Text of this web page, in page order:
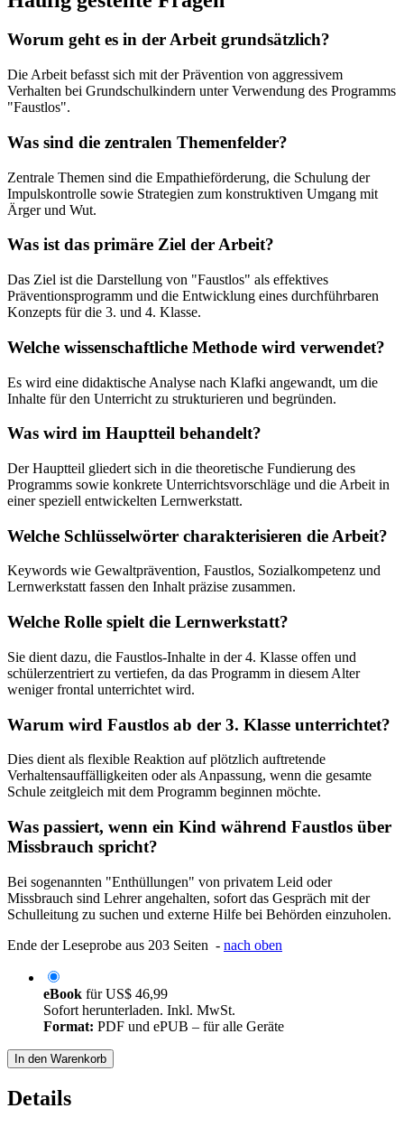
Worum geht es in der Arbeit grundsätzlich?
Die Arbeit befasst sich mit der Prävention von aggressivem
Verhalten bei Grundschulkindern unter Verwendung des Programms
"Faustlos".
Was sind die zentralen Themenfelder?
Zentrale Themen sind die Empathieförderung, die Schulung der
Impulskontrolle sowie Strategien zum konstruktiven Umgang mit
Ärger und Wut.
Was ist das primäre Ziel der Arbeit?
Das Ziel ist die Darstellung von "Faustlos" als effektives
Präventionsprogramm und die Entwicklung eines durchführbaren
Konzepts für die 3. und 4. Klasse.
Welche wissenschaftliche Methode wird verwendet?
Es wird eine didaktische Analyse nach Klafki angewandt, um die
Inhalte für den Unterricht zu strukturieren und begründen.
Was wird im Hauptteil behandelt?
Der Hauptteil gliedert sich in die theoretische Fundierung des
Programms sowie konkrete Unterrichtsvorschläge und die Arbeit in
einer speziell entwickelten Lernwerkstatt.
Welche Schlüsselwörter charakterisieren die Arbeit?
Keywords wie Gewaltprävention, Faustlos, Sozialkompetenz und
Lernwerkstatt fassen den Inhalt präzise zusammen.
Welche Rolle spielt die Lernwerkstatt?
Sie dient dazu, die Faustlos-Inhalte in der 4. Klasse offen und
schülerzentriert zu vertiefen, da das Programm in diesem Alter
weniger frontal unterrichtet wird.
Warum wird Faustlos ab der 3. Klasse unterrichtet?
Dies dient als flexible Reaktion auf plötzlich auftretende
Verhaltensauffälligkeiten oder als Anpassung, wenn die gesamte
Schule zeitgleich mit dem Programm beginnen möchte.
Was passiert, wenn ein Kind während Faustlos über
Missbrauch spricht?
Bei sogenannten "Enthüllungen" von privatem Leid oder
Missbrauch sind Lehrer angehalten, sofort das Gespräch mit der
Schulleitung zu suchen und externe Hilfe bei Behörden einzuholen.
Ende der Leseprobe aus 203 Seiten - nach oben
eBook fürUS$ 46,99
Sofort herunterladen. Inkl. MwSt.
Format: PDF und ePUB – für alle Geräte
In den Warenkorb
Details